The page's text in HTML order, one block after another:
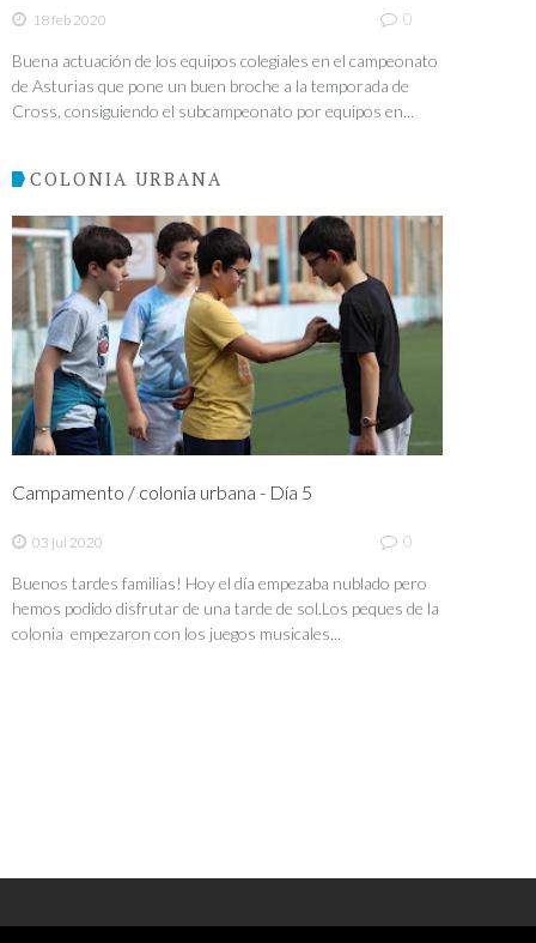
18 feb 2020 0
Buena actuación de los equipos colegiales en el campeonato
de Asturias que pone un buen broche a la temporada de
Cross, consiguiendo el subcampeonato por equipos en...
COLONIA URBANA
Campamento / colonia urbana - Día 5
03 jul 2020 0
Buenos tardes familias! Hoy el día empezaba nublado pero
hemos podido disfrutar de una tarde de sol.Los peques de la
colonia empezaron con los juegos musicales...